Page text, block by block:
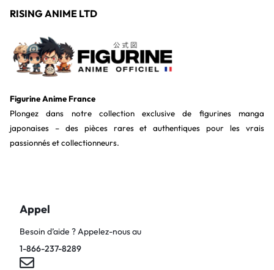
RISING ANIME LTD
Figurine Anime France
Plongez dans notre collection exclusive de figurines manga
japonaises – des pièces rares et authentiques pour les vrais
passionnés et collectionneurs.
Appel
Besoin d’aide ? Appelez-nous au
1-866-237-8289